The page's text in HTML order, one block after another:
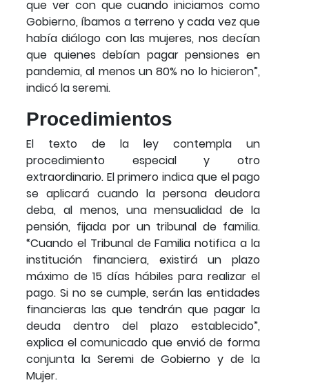
que ver con que cuando iniciamos como
Gobierno, íbamos a terreno y cada vez que
había diálogo con las mujeres, nos decían
que quienes debían pagar pensiones en
pandemia, al menos un 80% no lo hicieron”,
indicó la seremi.
Procedimientos
El texto de la ley contempla un
procedimiento especial y otro
extraordinario. El primero indica que el pago
se aplicará cuando la persona deudora
deba, al menos, una mensualidad de la
pensión, fijada por un tribunal de familia.
“Cuando el Tribunal de Familia notifica a la
institución financiera, existirá un plazo
máximo de 15 días hábiles para realizar el
pago. Si no se cumple, serán las entidades
financieras las que tendrán que pagar la
deuda dentro del plazo establecido”,
explica el comunicado que envió de forma
conjunta la Seremi de Gobierno y de la
Mujer.